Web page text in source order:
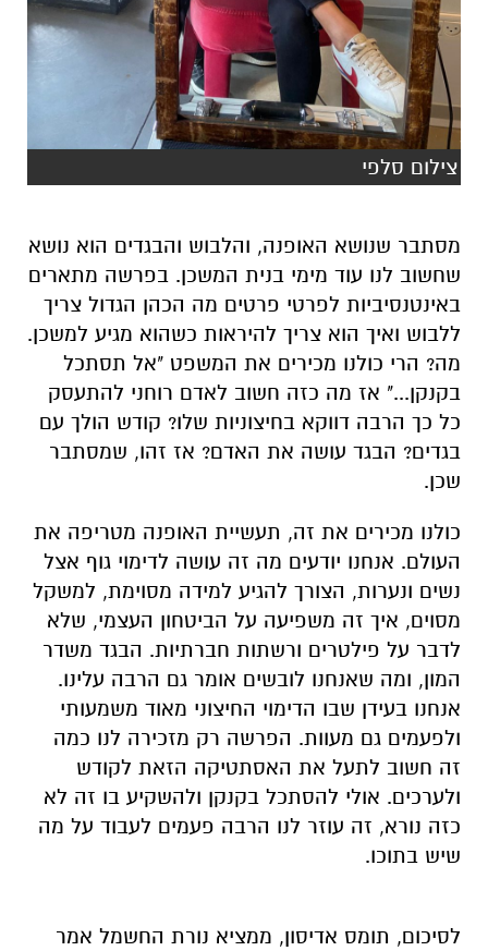
צילום סלפי
מסתבר שנושא האופנה, והלבוש והבגדים הוא נושא
שחשוב לנו עוד מימי בנית המשכן. בפרשה מתארים
באינטנסיביות לפרטי פרטים מה הכהן הגדול צריך
ללבוש ואיך הוא צריך להיראות כשהוא מגיע למשכן.
מה? הרי כולנו מכירים את המשפט "אל תסתכל
בקנקן..." אז מה כזה חשוב לאדם רוחני להתעסק
כל כך הרבה דווקא בחיצוניות שלו? קודש הולך עם
בגדים? הבגד עושה את האדם? אז זהו, שמסתבר
שכן.
כולנו מכירים את זה, תעשיית האופנה מטריפה את
העולם. אנחנו יודעים מה זה עושה לדימוי גוף אצל
נשים ונערות, הצורך להגיע למידה מסוימת, למשקל
מסוים, איך זה משפיעה על הביטחון העצמי, שלא
לדבר על פילטרים ורשתות חברתיות. הבגד משדר
המון, ומה שאנחנו לובשים אומר גם הרבה עלינו.
אנחנו בעידן שבו הדימוי החיצוני מאוד משמעותי
ולפעמים גם מעוות. הפרשה רק מזכירה לנו כמה
זה חשוב לתעל את האסתטיקה הזאת לקודש
ולערכים. אולי להסתכל בקנקן ולהשקיע בו זה לא
כזה נורא, זה עוזר לנו הרבה פעמים לעבוד על מה
שיש בתוכו.
לסיכום, תומס אדיסון, ממציא נורת החשמל אמר